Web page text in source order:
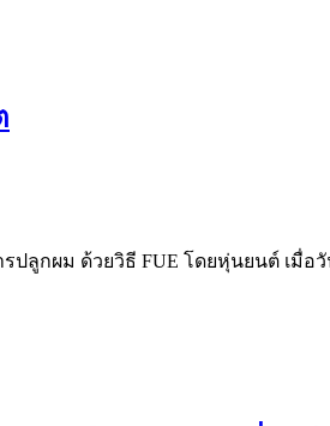
ลูกผม ด้วยวิธี FUE โดยหุ่นยนต์ เมื่